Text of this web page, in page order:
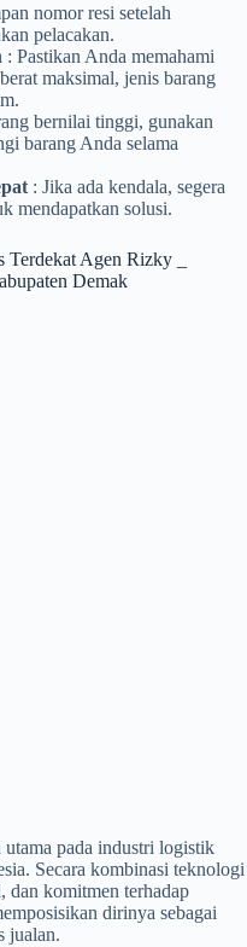
nomor resi setelah
pelacakan.
: Pastikan Anda memahami
maksimal, jenis barang
bernilai tinggi, gunakan
barang Anda selama
: Jika ada kendala, segera
mendapatkan solusi.
Agen Rizky _
Demak
utama pada industri logistik
Secara kombinasi teknologi
dan komitmen terhadap
dirinya sebagai
jualan.